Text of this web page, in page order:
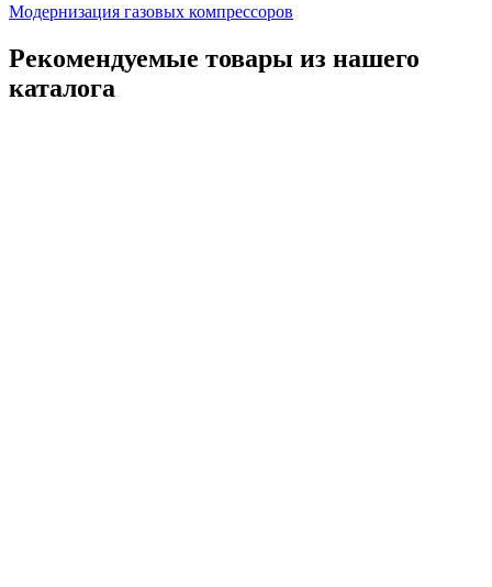
Модернизация газовых компрессоров
Рекомендуемые товары из нашего
каталога